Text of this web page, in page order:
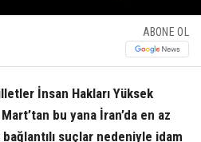
ABONE OL
İnsan Hakları Yüksek
bu yana İran’da en az
suçlar nedeniyle idam